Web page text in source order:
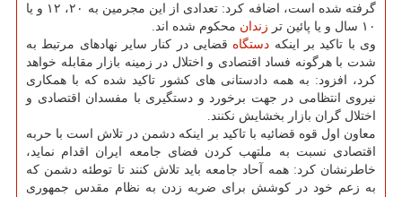
گرفته شده است، اضافه كرد: تعدادی از این مجرمین به ۲۰، ۱۲ و یا
۱۰ سال و یا پائین تر
زندان محكوم شده اند.
وی با تاكید بر اینكه دستگاه قضایی در كنار سایر نهادهای مرتبط به
شدت با هرگونه فساد اقتصادی و اختلال در زمینه بازار مقابله خواهد
كرد، افزود: به همه دادستانی های كشور تاكید شده كه با همكاری
نیروی انتظامی در جهت برخورد و دستگیری با مفسدان اقتصادی و
اختلال گران بازار بخشایش نكنند.
معاون اول قوه قضائیه با تاكید بر اینكه دشمن در تلاش است با حربه
اقتصادی نسبت به ملتهب كردن فضای جامعه ایران اقدام نماید،
خاطرنشان كرد: همه آحاد جامعه باید تلاش كنند تا توطئه دشمن كه
به زعم خود در كوشش برای ضربه زدن به نظام مقدس جمهوری